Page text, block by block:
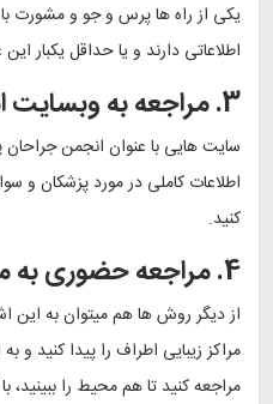
یکی از راه ها پرس و جو و مشورت
اطلاعاتی دارند و یا حداقل یکبار
3. مراجعه به وبسایت انجمن جراحان
سایت هایی با عنوان انجمن جراحان
اطلاعات کاملی در مورد پزشکان و
کنید.
4. مراجعه حضوری به مطب یا کلینیک
از دیگر روش ها هم میتوان به این
مراکز زیبایی اطراف را پیدا کنید
مراجعه کنید تا هم محیط را ببینید،